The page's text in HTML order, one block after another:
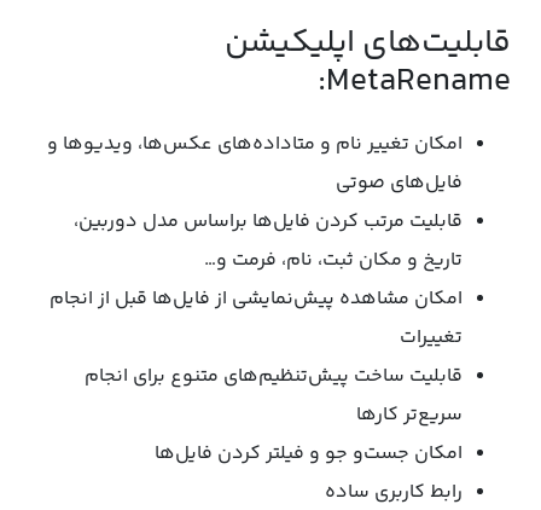
قابلیت‌های اپلیکیشن
MetaRename:
امکان تغییر نام و متاداده‌های عکس‌ها، ویدیوها و
فایل‌های صوتی
قابلیت مرتب کردن فایل‌ها براساس مدل دوربین،
تاریخ و مکان ثبت، نام، فرمت و…
امکان مشاهده پیش‌نمایشی از فایل‌ها قبل از انجام
تغییرات
قابلیت ساخت پیش‌تنظیم‌های متنوع برای انجام
سریع‌تر کارها
امکان جست‌و جو و فیلتر کردن فایل‌ها
رابط کاربری ساده